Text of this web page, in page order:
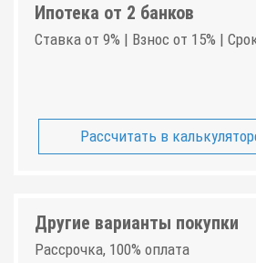
Ипотека от 2 банков
Ставка от 9% | Взнос от 15% |
Рассчитать в
Другие варианты покупки
Рассрочка, 100% оплата